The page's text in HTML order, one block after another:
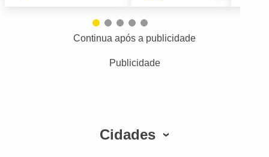
Continua após a publicidade
Publicidade
Cidades